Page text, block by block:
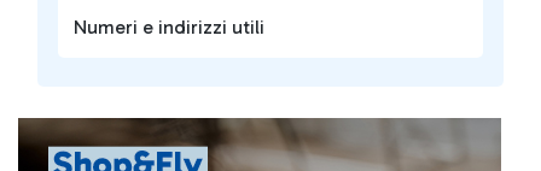
Numeri e indirizzi utili